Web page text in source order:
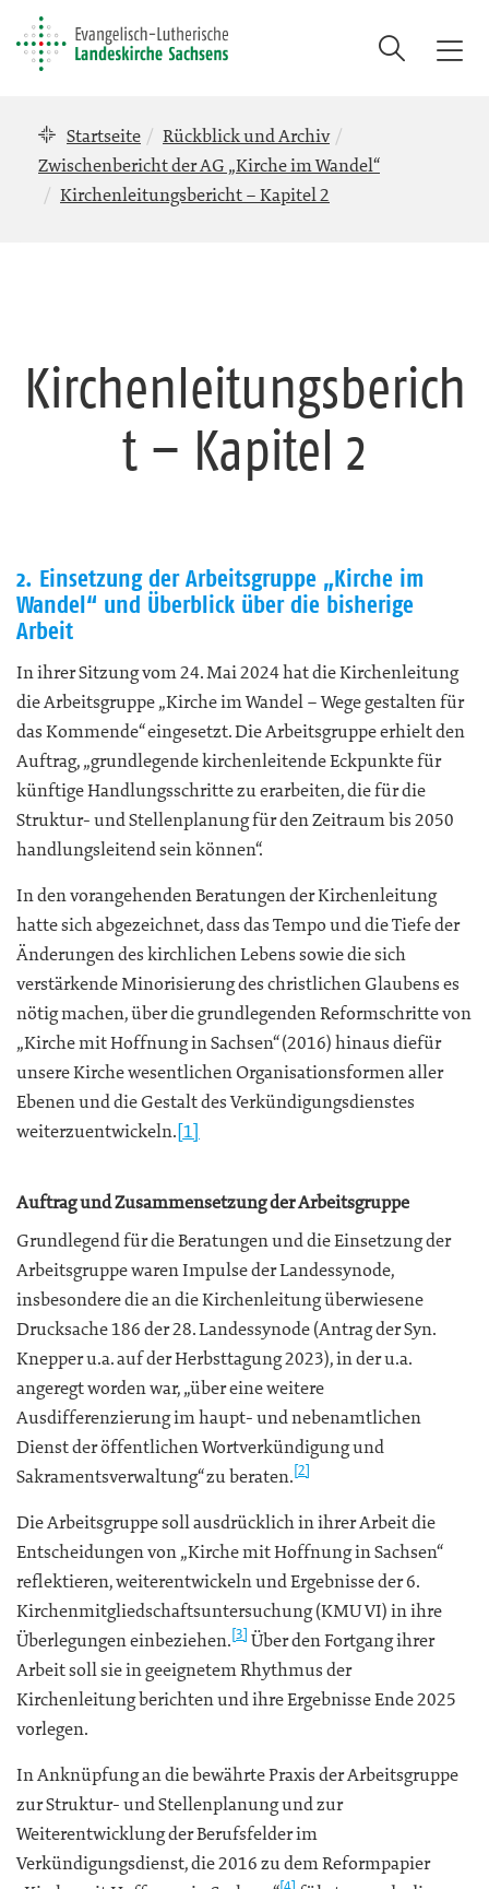
T
t
Suche
Startseite
Rückblick und Archiv
Zwischenbericht der AG „Kirche im Wandel“
Kirchenleitungsbericht – Kapitel 2
Kirchenleitungsberich
t – Kapitel 2
2. Einsetzung der Arbeitsgruppe „Kirche im
Wandel“ und Überblick über die bisherige
Arbeit
In ihrer Sitzung vom 24. Mai 2024 hat die Kirchenleitung
die Arbeitsgruppe „Kirche im Wandel – Wege gestalten für
das Kommende“ eingesetzt. Die Arbeitsgruppe erhielt den
Auftrag, „grundlegende kirchenleitende Eckpunkte für
künftige Handlungsschritte zu erarbeiten, die für die
Struktur- und Stellenplanung für den Zeitraum bis 2050
handlungsleitend sein können“.
In den vorangehenden Beratungen der Kirchenleitung
hatte sich abgezeichnet, dass das Tempo und die Tiefe der
Änderungen des kirchlichen Lebens sowie die sich
verstärkende Minorisierung des christlichen Glaubens es
nötig machen, über die grundlegenden Reformschritte von
„Kirche mit Hoffnung in Sachsen“ (2016) hinaus diefür
unsere Kirche wesentlichen Organisationsformen aller
Ebenen und die Gestalt des Verkündigungsdienstes
weiterzuentwickeln.[1]
Auftrag und Zusammensetzung der Arbeitsgruppe
Grundlegend für die Beratungen und die Einsetzung der
Arbeitsgruppe waren Impulse der Landessynode,
insbesondere die an die Kirchenleitung überwiesene
Drucksache 186 der 28. Landessynode (Antrag der Syn.
Knepper u.a. auf der Herbsttagung 2023), in der u.a.
angeregt worden war, „über eine weitere
Ausdifferenzierung im haupt- und nebenamtlichen
Dienst der öffentlichen Wortverkündigung und
Sakramentsverwaltung“ zu beraten.[2]
Die Arbeitsgruppe soll ausdrücklich in ihrer Arbeit die
Entscheidungen von „Kirche mit Hoffnung in Sachsen“
reflektieren, weiterentwickeln und Ergebnisse der 6.
Kirchenmitgliedschaftsuntersuchung (KMU VI) in ihre
Überlegungen einbeziehen.[3] Über den Fortgang ihrer
Arbeit soll sie in geeignetem Rhythmus der
Kirchenleitung berichten und ihre Ergebnisse Ende 2025
vorlegen.
In Anknüpfung an die bewährte Praxis der Arbeitsgruppe
zur Struktur- und Stellenplanung und zur
Weiterentwicklung der Berufsfelder im
Verkündigungsdienst, die 2016 zu dem Reformpapier